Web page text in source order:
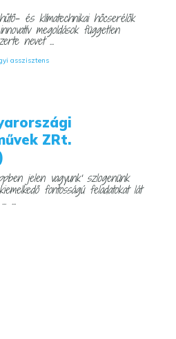
és klímatechnikai hőcserélők
megoldások független
nevet ...
asszisztens
ZRt.
jelen vagyunk' szlogenünk
fontosságú feladatokat lát
...